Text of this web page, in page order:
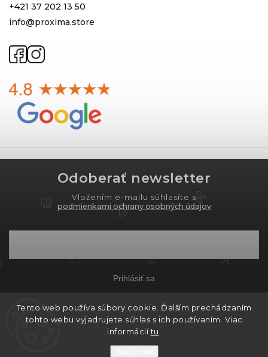
Tento web používa súbory cookie. Ďalším prechádzaním
tohto webu vyjadrujete súhlas s ich používaním. Viac
informáciítu
+421 37 202 13 50
info@proxima.store
Odoberať newsletter
Vložením e-mailu súhlasíte s
podmienkami ochrany osobných údajov
Prihlásiť sa
Copyright 2026PROXIMA.store